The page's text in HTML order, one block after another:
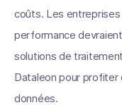
coûts. Les
performance
solutions de
Dataleon pour
données.